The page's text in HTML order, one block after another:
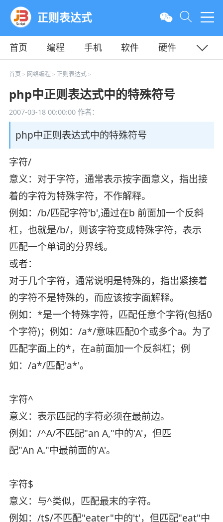
正则表达式
首页 编程 手机 软件
硬件
教程
平面 服务器
首页 > 网络编程 > 正则表达式>
php中正则表达式中的特殊符号
2007-03-18 00:00:00作者：
php中正则表达式中的特殊符号
字符/
意义：对于字符，通常表示按字面意义，指出接
着的字符为特殊字符，不作解释。
例如：/b/匹配字符'b',通过在b 前面加一个反斜
杠，也就是/b/，则该字符变成特殊字符，表示
匹配一个单词的分界线。
或者：
对于几个字符，通常说明是特殊的，指出紧接着
的字符不是特殊的，而应该按字面解释。
例如：*是一个特殊字符，匹配任意个字符(包括0
个字符)；例如：/a*/意味匹配0个或多个a。为了
匹配字面上的*，在a前面加一个反斜杠；例
如：/a*/匹配'a*'。
字符^
意义：表示匹配的字符必须在最前边。
例如：/^A/不匹配"an A,"中的'A'，但匹
配"An A."中最前面的'A'。
字符$
意义：与^类似，匹配最末的字符。
例如：/t$/不匹配"eater"中的't'，但匹配"eat"中